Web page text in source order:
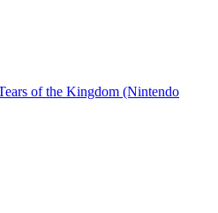
of the Kingdom (Nintendo